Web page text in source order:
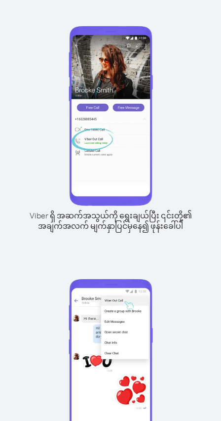
Viber ရှိ အဆက်အသွယ်ကို ရွေးချယ်ပြီး ၎င်းတို့၏
အချက်အလက် မျက်နှာပြင်မှနေ၍ ဖုန်းခေါ်ပါ